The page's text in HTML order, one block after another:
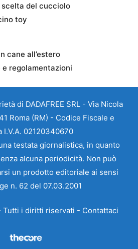
scelta del cucciolo
toy
cane all’estero
regolamentazioni
di DADAFREE SRL - Via Nicola
Roma (RM) - Codice Fiscale e
I.V.A. 02120340670
testata giornalistica, in quanto
alcuna periodicità. Non può
un prodotto editoriale ai sensi
n. 62 del 07.03.2001
i diritti riservati - Contattaci